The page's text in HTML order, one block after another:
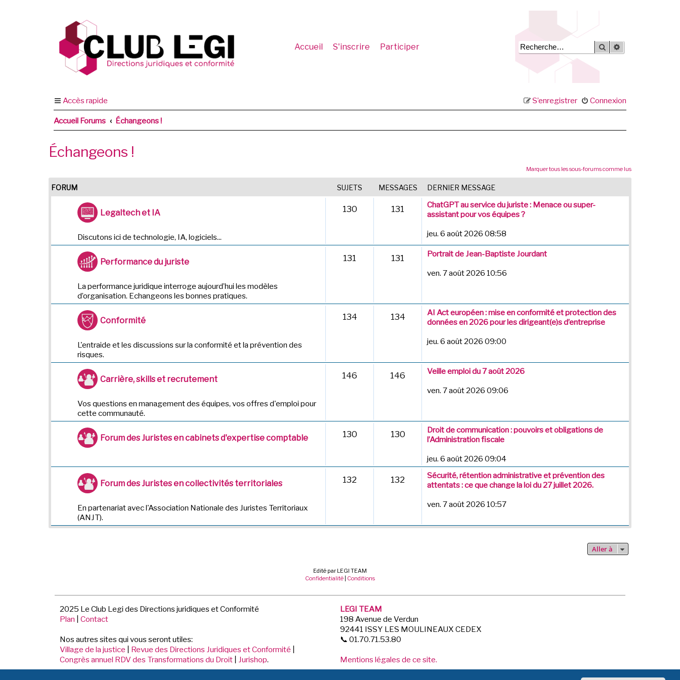
Accueil S'inscrire Participer Rechercher
Accès rapide Connexion
S’enregistrer
Accueil Forums Échangeons !
Échangeons !
Marquer tous les sous-forums comme lus
FORUM SUJETS MESSAGES DERNIER MESSAGE
Legaltech et IA
Discutons ici de technologie, IA, logiciels...
130 131
ChatGPT au service du juriste : Menace ou super-
assistant pour vos équipes ?
jeu. 6 août 2026 08:58
Performance du juriste
La performance juridique interroge aujourd’hui les modèles
d’organisation. Echangeons les bonnes pratiques.
131 131
Portrait de Jean-Baptiste Jourdant
ven. 7 août 2026 10:56
Conformité
L'entraide et les discussions sur la conformité et la prévention des
risques.
134 134
AI Act européen : mise en conformité et protection des
données en 2026 pour les dirigeant(e)s d’entreprise
jeu. 6 août 2026 09:00
Carrière, skills et recrutement
Vos questions en management des équipes, vos offres d'emploi pour
cette communauté.
146 146
Veille emploi du 7 août 2026
ven. 7 août 2026 09:06
Forum des Juristes en cabinets d'expertise comptable 130 130
Droit de communication : pouvoirs et obligations de
l’Administration fiscale
jeu. 6 août 2026 09:04
Forum des Juristes en collectivités territoriales
En partenariat avec l'Association Nationale des Juristes Territoriaux
(ANJT).
132 132
Sécurité, rétention administrative et prévention des
attentats : ce que change la loi du 27 juillet 2026.
ven. 7 août 2026 10:57
Aller à
Edité par LEGI TEAM
Confidentialité Conditions
2025 Le Club Legi des Directions juridiques et Conformité
Plan
Contact
Nos autres sites qui vous seront utiles:
Village de la justice
Revue des Directions Juridiques et Conformité
Congrès annuel RDV des Transformations du Droit
Jurishop.
LEGI TEAM
198 Avenue de Verdun
92441 ISSY LES MOULINEAUX CEDEX
📞 01.70.71.53.80
Mentions légales de ce site.